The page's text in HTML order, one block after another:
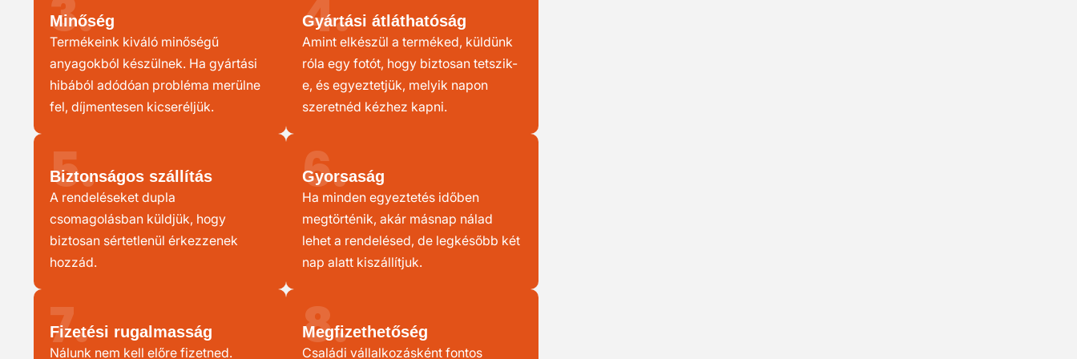
3.
Minőség
Termékeink kiváló minőségű
anyagokból készülnek. Ha gyártási
hibából adódóan probléma merülne
fel, díjmentesen kicseréljük.
4.
Gyártási átláthatóság
Amint elkészül a terméked, küldünk
róla egy fotót, hogy biztosan tetszik-
e, és egyeztetjük, melyik napon
szeretnéd kézhez kapni.
5.
Biztonságos szállítás
A rendeléseket dupla
csomagolásban küldjük, hogy
biztosan sértetlenül érkezzenek
hozzád.
6.
Gyorsaság
Ha minden egyeztetés időben
megtörténik, akár másnap nálad
lehet a rendelésed, de legkésőbb két
nap alatt kiszállítjuk.
7.
Fizetési rugalmasság
Nálunk nem kell előre fizetned. 8.
Megfizethetőség
Családi vállalkozásként fontos